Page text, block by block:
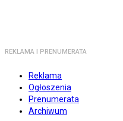
REKLAMA I PRENUMERATA
Reklama
Ogłoszenia
Prenumerata
Archiwum